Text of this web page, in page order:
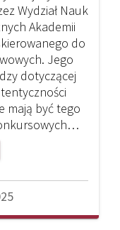
Wydział Nauk
Akademii
do
Jego
dotyczącej
mają być tego